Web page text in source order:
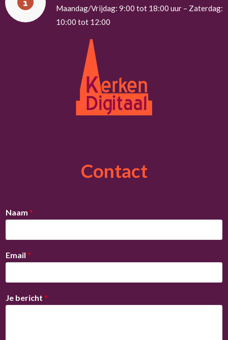
Maandag/Vrijdag: 9:00 tot 18:00 uur – Zaterdag:
10:00 tot 12:00
Contact
Naam *
Email *
Je bericht *